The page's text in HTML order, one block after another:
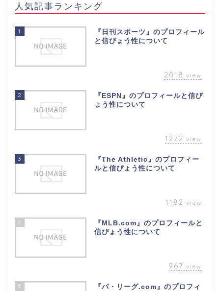
人気記事ランキング
1
『日刊スポーツ』のプロフィール
と信ぴょう性について
2018 view
2
『ESPN』のプロフィールと信ぴ
ょう性について
1272 view
3
『The Athletic』のプロフィー
ルと信ぴょう性について
1182 view
4
『MLB.com』のプロフィールと
信ぴょう性について
967 view
5
『パ・リーグ.com』のプロフィ